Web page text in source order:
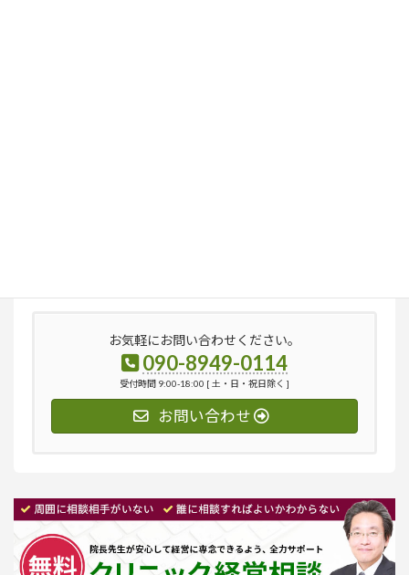
お気軽にお問い合わせください。
090-8949-0114
受付時間 9:00-18:00 [ 土・日・祝日除く ]
お問い合わせ